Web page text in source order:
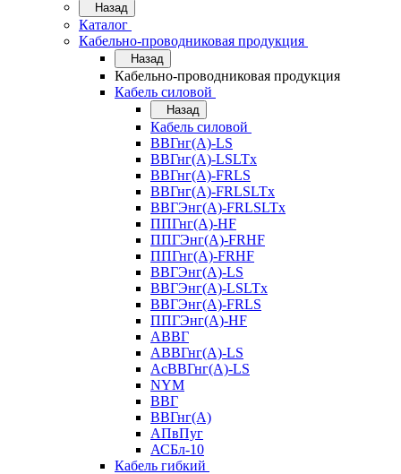
Назад
Каталог
Кабельно-проводниковая продукция
Назад
Кабельно-проводниковая продукция
Кабель силовой
Назад
Кабель силовой
ВВГнг(А)-LS
ВВГнг(А)-LSLTx
ВВГнг(А)-FRLS
ВВГнг(А)-FRLSLTx
ВВГЭнг(А)-FRLSLTx
ППГнг(А)-HF
ППГЭнг(А)-FRHF
ППГнг(А)-FRHF
ВВГЭнг(А)-LS
ВВГЭнг(А)-LSLTx
ВВГЭнг(А)-FRLS
ППГЭнг(А)-HF
АВВГ
АВВГнг(А)-LS
АсВВГнг(А)-LS
NYM
ВВГ
ВВГнг(А)
АПвПуг
АСБл-10
Кабель гибкий